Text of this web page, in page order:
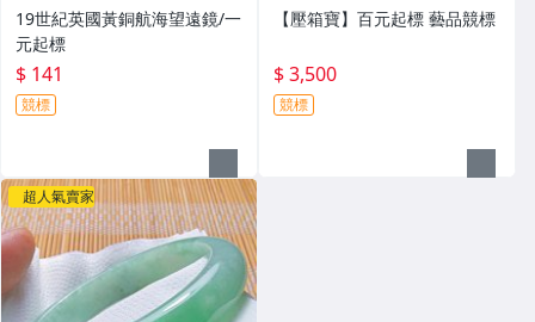
19世紀英國黃銅航海望遠鏡/一
元起標
$ 141
競標
【壓箱寶】百元起標 藝品競標
$ 3,500
競標
超人氣賣家